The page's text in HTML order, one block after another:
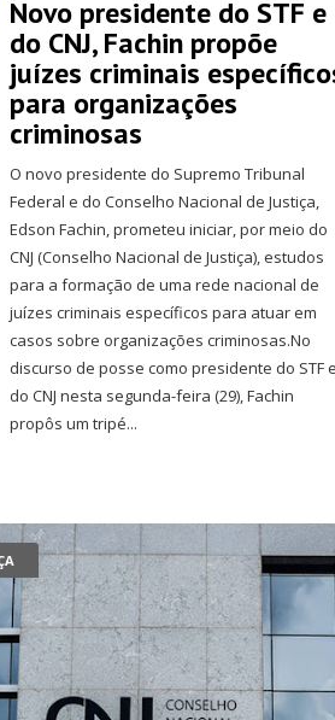
Novo presidente do STF e
do CNJ, Fachin propõe
juízes criminais
para organizações
criminosas
O novo presidente do Supremo Tribunal
Federal e do Conselho Nacional de Justiça,
Edson Fachin, prometeu iniciar, por meio do
CNJ (Conselho Nacional de Justiça), estudos
para a formação de uma rede nacional de
juízes criminais específicos para atuar em
casos sobre organizações criminosas.No
discurso de posse como presidente do STF
do CNJ nesta segunda-feira (29), Fachin
propôs um tripé...